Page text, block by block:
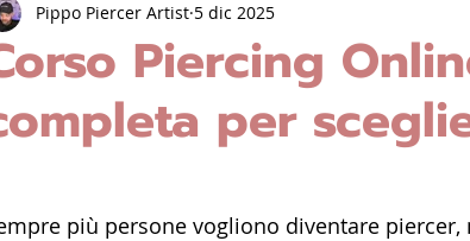
Piercing
per
Pippo Piercer Artist 5 dic 2025
più persone vogliono diventare